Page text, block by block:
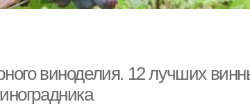
виноделия. 12 лучших